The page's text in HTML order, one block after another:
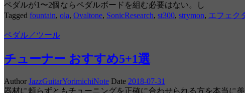
ペダルが1〜2個ならペダルボードを組む必要はない。し
Tagged fountain, ola, Ovaltone, SonicResearch, st300, strymon, エフェク
ペダル／ツール
チューナー おすすめ5+1選
Author JazzGuitarYorimichiNote Date 2018-07-31
器材に頼らずともチューニングを正確に合わせられる方を本当に